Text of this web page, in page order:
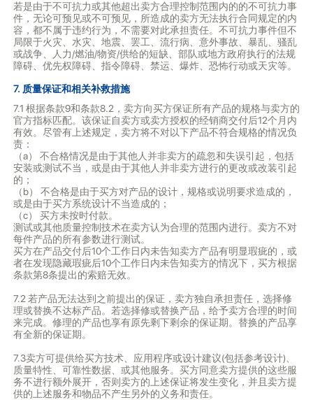
若是由于不可抗力或其他超出卖方合理控制范围内的的不可抗力事
件，无论可预见或不可预见，所造成的卖方无法执行合同规定的内
容，都不属于违约行为，不需要对此承担责任。不可抗力事件但不
局限于火灾、水灾、地震、罢工、流行病、意外事故、暴乱、骚乱
或战争、人力/燃油/物资/供给的短缺、部队或地方政府执行的法规
障碍、优先权障碍、指令障碍、禁运、爆炸、恐怖行动或天灾等。
7. 质量保证和相关补救措施
7.1 根据条款9和条款8.2，卖方向买方保证所有产品的规格与卖方的
官方指标匹配。该保证自卖方或卖方授权的经销商交付后12个月内
有效。尽管有上述规定，卖方将不对以下产品不符合规格的情况负
责：
（a） 不合格情况是由于其他人并非卖方的疏忽和失误引起，包括
安装或测试不当，或是由于其他人并非卖方进行的更改或改装引起
的；
（b） 不合格是由于买方对产品的设计，规格或说明要求造成的，
或是由于买方系统设计不当造成的；
（c） 买方未按时付款。
测试或其他质量控制技术在卖方认为合理的范围内进行。卖方不对
每件产品的所有参数进行测试。
买方在产品交付后10个工作日内未告知卖方产品有明显瑕疵的，或
者在发现隐藏瑕疵后10个工作日内未告知卖方的情况下，买方根据
条款第8条提出的索赔无效。
7.2 若产品无法达到之前提出的保证，卖方独自承担责任，选择修
理或替换不达标产品。若选择修或替换产品，给予卖方合理的时间
来完成。修理的产品也享有原先剩下剩余的保证期。替换的产品享
有全新的保证期。
7.3卖方可提供给买方技术、应用程序或设计建议(包括参考设计)、
质量特性、可靠性数据、或其他服务。买方同意卖方提供的这些服
务不进行额外展开，否则卖方的上述保证将发生变化，并且卖方提
供的上述服务和物品不产生另外的义务和责任。